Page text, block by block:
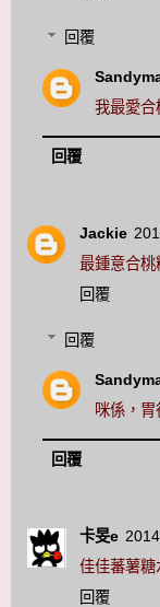
回覆
我最愛合
回覆
Jackie
最鍾意合桃
回覆
回覆
咪係，
回覆
卡旻e
佳佳蕃薯糖
回覆